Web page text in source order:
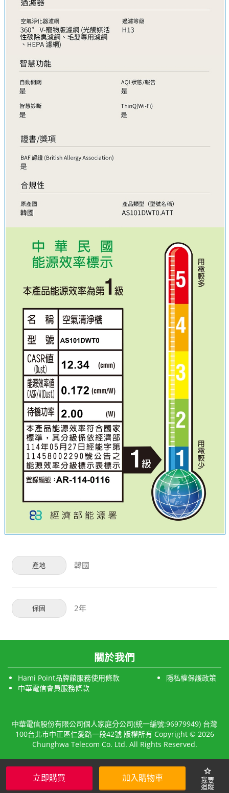
立即購買 加入購物車
star
產地 韓國
保固 2年
關於我們
Hami Point品牌館服務使用條款
隱私權保護政策
中華電信會員服務條款
中華電信股份有限公司個人家庭分公司(統一編號:96979949) 台灣
100台北市中正區仁愛路一段42號 版權所有 Copyright © 2026
Chunghwa Telecom Co. Ltd. All Rights Reserved.